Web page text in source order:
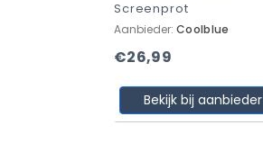
Screenprot
Aanbieder: Coolblue
€26,99
Bekijk bij aanbieder